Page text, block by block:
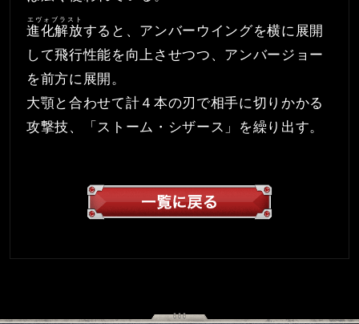
進化解放
エヴォブラスト
すると、アンバーウイングを横に展開
して飛行性能を向上させつつ、アンバージョー
を前方に展開。
大顎と合わせて計４本の刃で相手に切りかかる
攻撃技、「ストーム・シザース」を繰り出す。